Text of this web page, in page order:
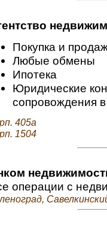
Покупка и
Любые обмены
Ипотека
Юридические
сопровождения
405а
1504
операции с